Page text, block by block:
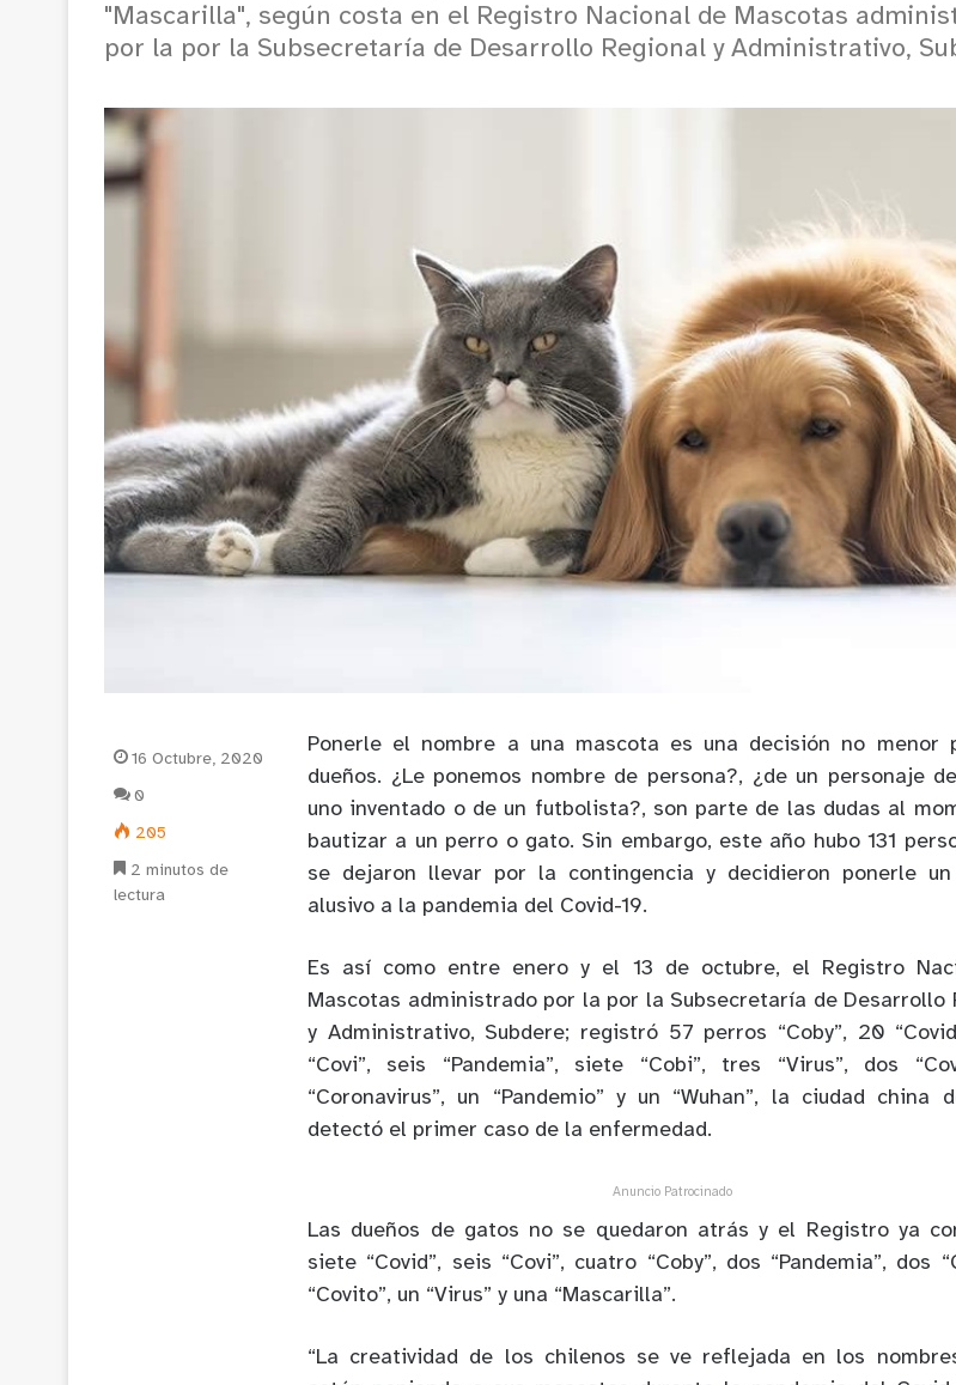
"Mascarilla", según costa en el Registro Nacional de Mascotas
por la por la Subsecretaría de Desarrollo Regional y Administrativo,
Ponerle el nombre a una mascota es una decisión no menor
dueños. ¿Le ponemos nombre de persona?, ¿de un personaje
uno inventado o de un futbolista?, son parte de las dudas al
bautizar a un perro o gato. Sin embargo, este año hubo 131
se dejaron llevar por la contingencia y decidieron ponerle un
alusivo a la pandemia del Covid-19.
Es así como entre enero y el 13 de octubre, el Registro
Mascotas administrado por la por la Subsecretaría de Desarrollo
y Administrativo, Subdere; registró 57 perros “Coby”, 20
“Covi”, seis “Pandemia”, siete “Cobi”, tres “Virus”, dos
“Coronavirus”, un “Pandemio” y un “Wuhan”, la ciudad china
detectó el primer caso de la enfermedad.
Anuncio Patrocinado
Las dueños de gatos no se quedaron atrás y el Registro ya
siete “Covid”, seis “Covi”, cuatro “Coby”, dos “Pandemia”, dos
“Covito”, un “Virus” y una “Mascarilla”.
“La creatividad de los chilenos se ve reflejada en los
16 Octubre, 2020
0
205
2 minutos de
lectura